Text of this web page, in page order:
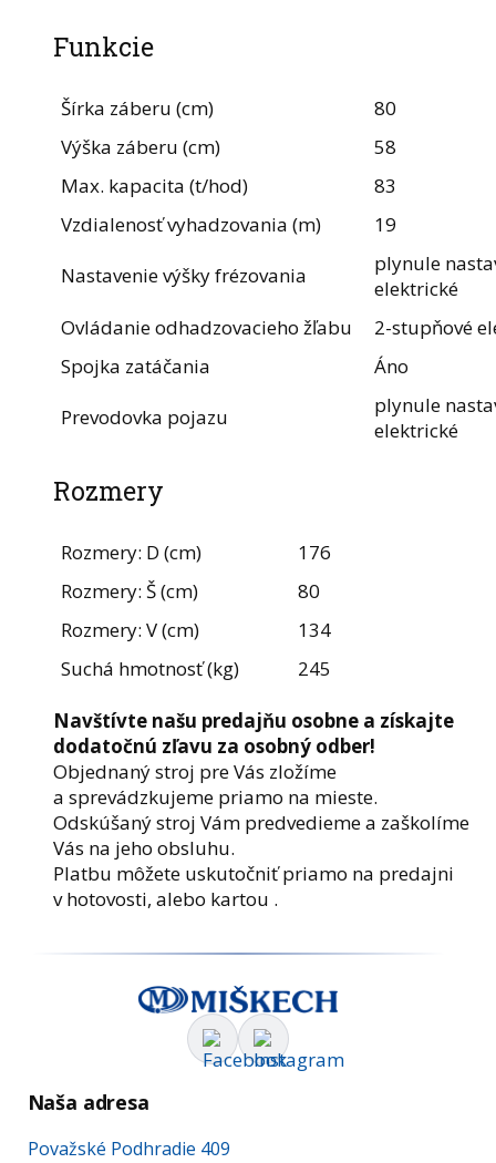
Funkcie
Šírka záberu (cm)
80
Výška záberu (cm)
58
Max. kapacita (t/hod)
83
Vzdialenosť vyhadzovania (m)
19
Nastavenie výšky frézovania
plynule
elektrické
Ovládanie odhadzovacieho žľabu
2-stupňové
Spojka zatáčania
Áno
Prevodovka pojazu
plynule
elektrické
Rozmery
Rozmery: D (cm)
176
Rozmery: Š (cm)
80
Rozmery: V (cm)
134
Suchá hmotnosť (kg)
245
Navštívte našu predajňu osobne a získajte
dodatočnú zľavu za osobný odber!
Objednaný stroj pre Vás zložíme
a sprevádzkujeme priamo na mieste.
Odskúšaný stroj Vám predvedieme a zaškolíme
Vás na jeho obsluhu.
Platbu môžete uskutočniť priamo na predajni
v hotovosti, alebo kartou .
Naša adresa
Považské Podhradie 409